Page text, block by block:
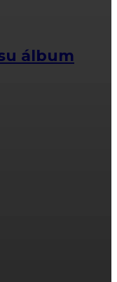
álbum